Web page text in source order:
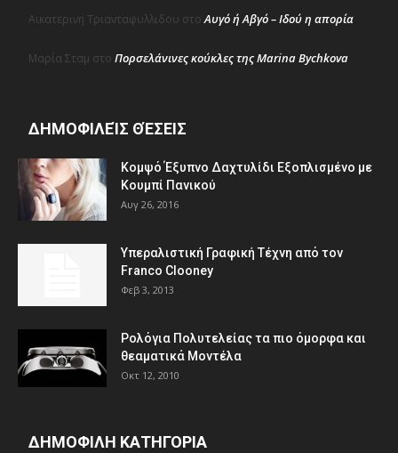
Αικατερινη Τριανταφυλλιδου στοΑυγό ή Αβγό – Ιδού η απορία
Μαρία Σταμ στο Πορσελάνινες κούκλες της Marina Bychkova
ΔΗΜΟΦΙΛΕΊΣ ΘΈΣΕΙΣ
Κομψό Έξυπνο Δαχτυλίδι Εξοπλισμένο με
Κουμπί Πανικού
Αυγ 26, 2016
Υπεραλιστική Γραφική Τέχνη από τον
Franco Clooney
Φεβ 3, 2013
Ρολόγια Πολυτελείας τα πιο όμορφα και
θεαματικά Μοντέλα
Οκτ 12, 2010
ΔΗΜΟΦΙΛΗ ΚΑΤΗΓΟΡΙΑ